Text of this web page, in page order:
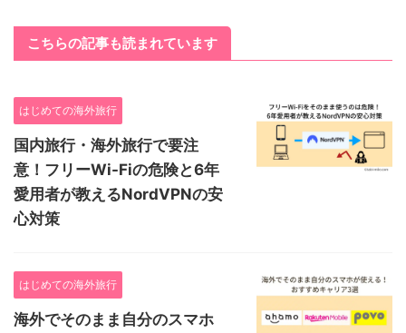
こちらの記事も読まれています
はじめての海外旅行
国内旅行・海外旅行で要注
意！フリーWi-Fiの危険と6年
愛用者が教えるNordVPNの安
心対策
はじめての海外旅行
海外でそのまま自分のスマホ